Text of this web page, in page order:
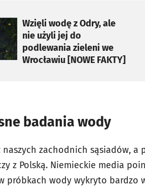
Wzięli wodę z Odry, ale
nie użyli jej do
podlewania zieleni we
Wrocławiu [NOWE FAKTY]
nowej karcie
badania wody
zachodnich sąsiadów, a
z Polską. Niemieckie media
próbkach wody wykryto bardzo